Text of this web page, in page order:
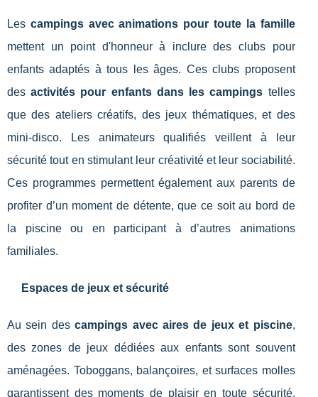
Les campings avec animations pour toute la famille
mettent un point d'honneur à inclure des clubs pour
enfants adaptés à tous les âges. Ces clubs proposent
desactivités pour enfants dans les campings telles
que des ateliers créatifs, des jeux thématiques, et des
mini-disco. Les animateurs qualifiés veillent à leur
sécurité tout en stimulant leur créativité et leur sociabilité.
Ces programmes permettent également aux parents de
profiter d’un moment de détente, que ce soit au bord de
la piscine ou en participant à d’autres animations
familiales.
Espaces de jeux et sécurité
Au sein descampings avec aires de jeux et piscine,
des zones de jeux dédiées aux enfants sont souvent
aménagées. Toboggans, balançoires, et surfaces molles
garantissent des moments de plaisir en toute sécurité.